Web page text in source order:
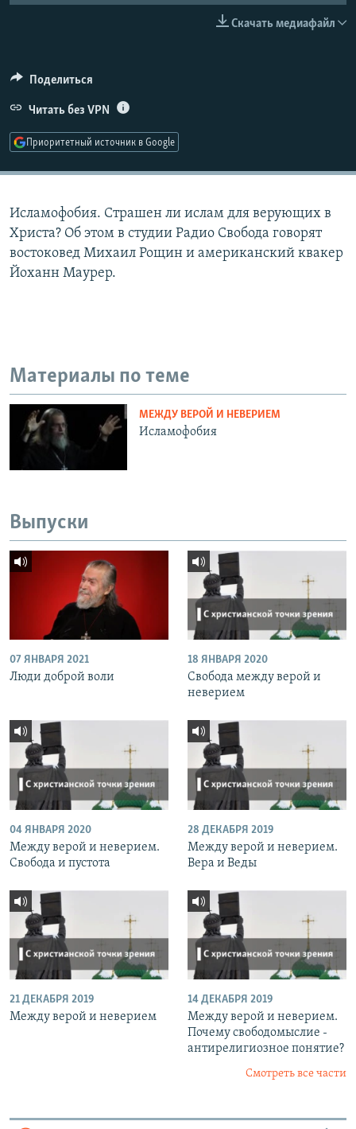
СОЦИАЛЬНЫЕ СЕТИ
Скачать медиафайл
Поделиться
Читать без VPN
Приоритетный источник в Google
Исламофобия. Страшен ли ислам для верующих в
Христа? Об этом в студии Радио Свобода говорят
востоковед Михаил Рощин и американский квакер
Йоханн Маурер.
Материалы по теме
МЕЖДУ ВЕРОЙ И НЕВЕРИЕМ
Исламофобия
Выпуски
07 ЯНВАРЯ 2021
Люди доброй воли
18 ЯНВАРЯ 2020
Свобода между верой и
неверием
04 ЯНВАРЯ 2020
Между верой и неверием.
Свобода и пустота
28 ДЕКАБРЯ 2019
Между верой и неверием.
Вера и Веды
21 ДЕКАБРЯ 2019
Между верой и неверием
14 ДЕКАБРЯ 2019
Между верой и неверием.
Почему свободомыслие -
антирелигиозное понятие?
Смотреть все части